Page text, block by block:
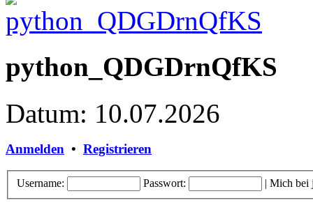
python_QDGDrnQfKS
Datum: 10.07.2026
Anmelden • Registrieren
Username: Passwort: | Mich bei